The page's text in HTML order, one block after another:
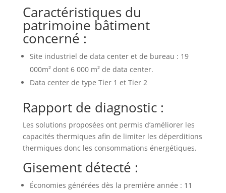
Caractéristiques du
patrimoine bâtiment
concerné :
Site industriel de data center et de bureau : 19
000m² dont 6 000 m² de data center.
Data center de type Tier 1 et Tier 2
Rapport de diagnostic :
Les solutions proposées ont permis d’améliorer les
capacités thermiques afin de limiter les déperditions
thermiques donc les consommations énergétiques.
Gisement détecté :
Économies générées dès la première année : 11